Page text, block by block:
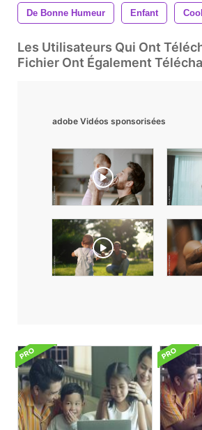
De Bonne Humeur Enfant Cool
Les Utilisateurs Qui Ont
Fichier Ont Également
adobe Vidéos sponsorisées